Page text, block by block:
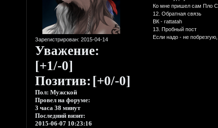
Зарегистрирован: 2015-04-14
Уважение:
[+1/-0]
Позитив: [+0/-0]
Пол: Мужской
Провел на форуме:
3 часа 38 минут
Последний визит:
2015-06-07 10:23:16
Ко мне пришел сам Пло
12. Обратная связь
ВК - rattatah
13. Пробный пост
Если надо - не